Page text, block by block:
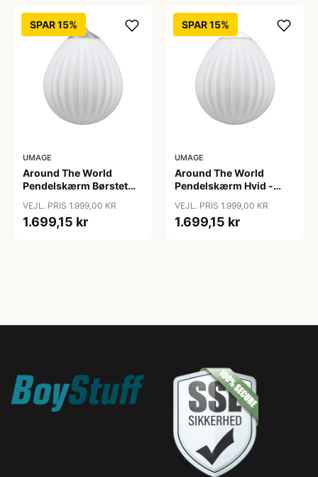
SPAR 15%
UMAGE
Around The World
Pendelskærm Børstet
VEJL. PRIS 1.999,00 KR
1.699,15 kr
SPAR 15%
UMAGE
Around The World
Pendelskærm Hvid -
VEJL. PRIS 1.999,00 KR
1.699,15 kr